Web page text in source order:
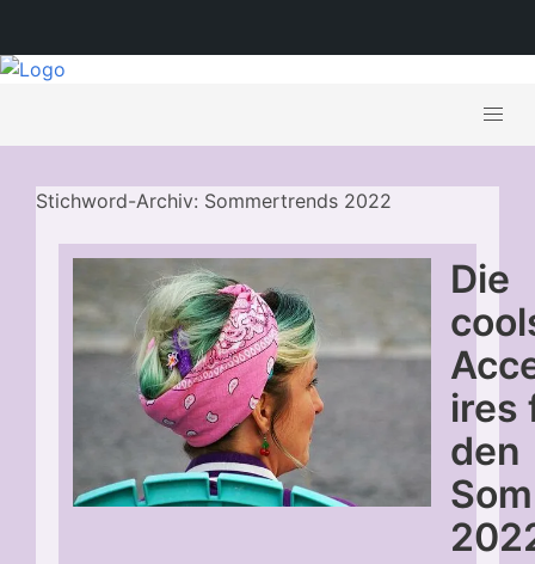
Stichword-Archiv: Sommertrends 2022
Die
ires
den